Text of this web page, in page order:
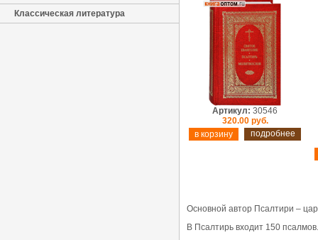
Классическая литература
Артикул: 30546
320.00 руб.
подробнее
Основной автор Псалтири –
В Псалтирь входит 150 псалмов.